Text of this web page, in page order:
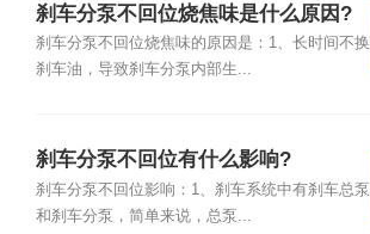
刹车分泵不回位烧焦味是什么原因?
刹车分泵不回位烧焦味的原因是：1、长时间不换
刹车油，导致刹车分泵内部生...
刹车分泵不回位有什么影响?
刹车分泵不回位影响：1、刹车系统中有刹车总泵
和刹车分泵，简单来说，总泵...